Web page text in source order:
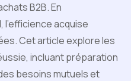
B2B. En
l'efficience acquise
Cet article explore les
incluant préparation
besoins mutuels et